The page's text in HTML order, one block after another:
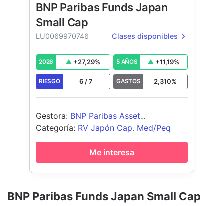
BNP Paribas Funds Japan Small Cap
BNP Paribas Funds Japan
Small Cap
LU0069970746 Clases disponibles
2026 +27,29% 5 AÑOS +11,19%
RIESGO 6 /7 GASTOS 2,310%
Gestora: BNP Paribas Asset
Management Luxembourg
Categoría: RV Japón Cap. Med/Peq
Me interesa